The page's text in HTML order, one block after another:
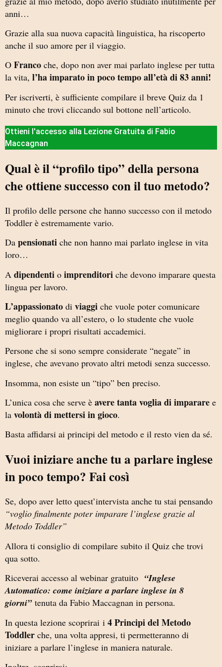
anni…
Grazie alla sua nuova capacità linguistica, ha riscoperto
anche il suo amore per il viaggio.
O Franco che, dopo non aver mai parlato inglese per tutta
la vita, l’ha imparato in poco tempo all’età di 83 anni!
Per iscriverti, è sufficiente compilare il breve Quiz da 1
minuto che trovi cliccando sul bottone nell’articolo.
Ottieni l'accesso alla Lezione Gratuita di Fabio
Maccagnan
Qual è il “profilo tipo” della persona
che ottiene successo con il tuo metodo?
Il profilo delle persone che hanno successo con il metodo
Toddler è estremamente vario.
Da pensionati che non hanno mai parlato inglese in vita
loro…
A dipendenti o imprenditori che devono imparare questa
lingua per lavoro.
L’appassionato di viaggi che vuole poter comunicare
meglio quando va all’estero, o lo studente che vuole
migliorare i propri risultati accademici.
Persone che si sono sempre considerate “negate” in
inglese, che avevano provato altri metodi senza successo.
Insomma, non esiste un “tipo” ben preciso.
L’unica cosa che serve è avere tanta voglia di imparare e
la volontà di mettersi in gioco.
Basta affidarsi ai principi del metodo e il resto vien da sé.
Vuoi iniziare anche tu a parlare inglese
in poco tempo? Fai così
Se, dopo aver letto quest’intervista anche tu stai pensando
“voglio finalmente poter imparare l’inglese grazie al
Metodo Toddler”
Allora ti consiglio di compilare subito il Quiz che trovi
qua sotto.
Riceverai accesso al webinar gratuito “Inglese
Automatico: come iniziare a parlare inglese in 8
giorni” tenuta da Fabio Maccagnan in persona.
In questa lezione scoprirai i 4 Principi del Metodo
Toddler che, una volta appresi, ti permetteranno di
iniziare a parlare l’inglese in maniera naturale.